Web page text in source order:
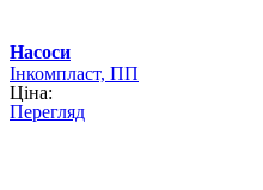
Насоси
Інкомпласт, ПП
Ціна:
Перегляд